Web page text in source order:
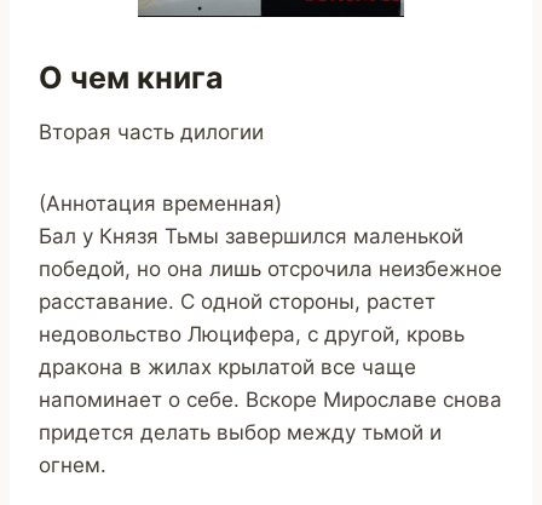
О чем книга
Вторая часть дилогии
(Аннотация временная)
Бал у Князя Тьмы завершился маленькой
победой, но она лишь отсрочила неизбежное
расставание. С одной стороны, растет
недовольство Люцифера, с другой, кровь
дракона в жилах крылатой все чаще
напоминает о себе. Вскоре Мирославе снова
придется делать выбор между тьмой и
огнем.